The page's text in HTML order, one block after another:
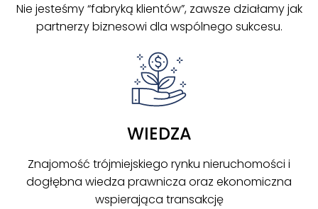
Nie jesteśmy “fabryką klientów”, zawsze działamy jak
partnerzy biznesowi dla wspólnego sukcesu.
WIEDZA
Znajomość trójmiejskiego rynku nieruchomości i
dogłębna wiedza prawnicza oraz ekonomiczna
wspierająca transakcję